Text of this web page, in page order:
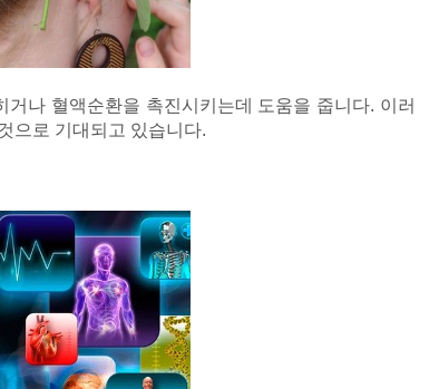
거나 혈액순환을 촉진시키는데 도움을 줍니다. 이러
으로 기대되고 있습니다.